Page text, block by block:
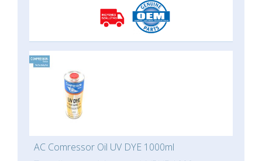
AC Comressor Oil UV DYE 1000ml